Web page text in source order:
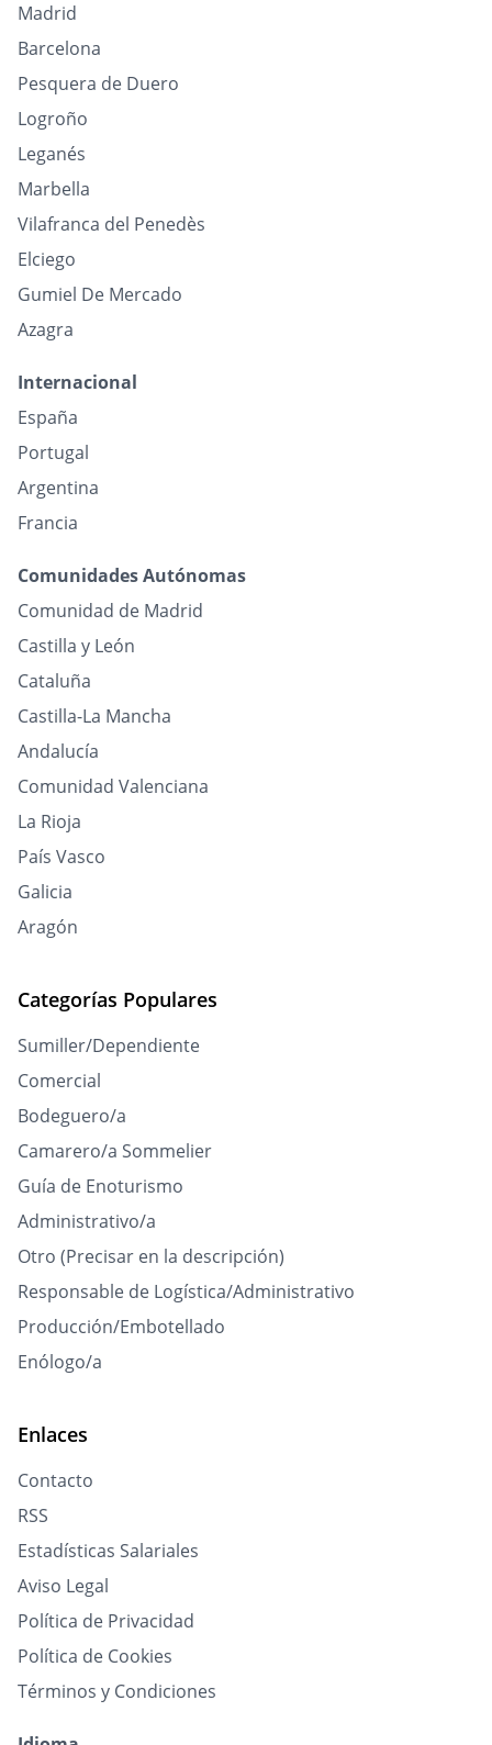
Madrid
Barcelona
Pesquera de Duero
Logroño
Leganés
Marbella
Vilafranca del Penedès
Elciego
Gumiel De Mercado
Azagra
Internacional
España
Portugal
Argentina
Francia
Comunidades Autónomas
Comunidad de Madrid
Castilla y León
Cataluña
Castilla-La Mancha
Andalucía
Comunidad Valenciana
La Rioja
País Vasco
Galicia
Aragón
Categorías Populares
Sumiller/Dependiente
Comercial
Bodeguero/a
Camarero/a Sommelier
Guía de Enoturismo
Administrativo/a
Otro (Precisar en la descripción)
Responsable de Logística/Administrativo
Producción/Embotellado
Enólogo/a
Enlaces
Contacto
RSS
Estadísticas Salariales
Aviso Legal
Política de Privacidad
Política de Cookies
Términos y Condiciones